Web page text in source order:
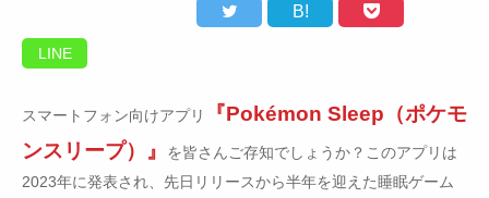
B!
LINE
スマートフォン向けアプリ
『Pokémon Sleep（ポケモ
ンスリープ）』
を皆さんご存知でしょうか？このアプリは
2023年に発表され、先日リリースから半年を迎えた睡眠ゲーム